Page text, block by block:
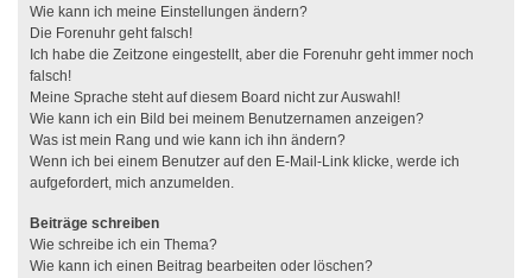
Wie kann ich meine Einstellungen ändern?
Die Forenuhr geht falsch!
Ich habe die Zeitzone eingestellt, aber die Forenuhr geht immer noch
falsch!
Meine Sprache steht auf diesem Board nicht zur Auswahl!
Wie kann ich ein Bild bei meinem Benutzernamen anzeigen?
Was ist mein Rang und wie kann ich ihn ändern?
Wenn ich bei einem Benutzer auf den E-Mail-Link klicke, werde ich
aufgefordert, mich anzumelden.
Beiträge schreiben
Wie schreibe ich ein Thema?
Wie kann ich einen Beitrag bearbeiten oder löschen?